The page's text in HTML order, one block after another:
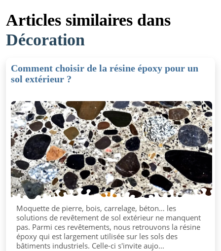
Articles similaires dans
Décoration
Comment choisir de la résine époxy pour un
sol extérieur ?
Moquette de pierre, bois, carrelage, béton… les
solutions de revêtement de sol extérieur ne manquent
pas. Parmi ces revêtements, nous retrouvons la résine
époxy qui est largement utilisée sur les sols des
bâtiments industriels. Celle-ci s'invite aujo...